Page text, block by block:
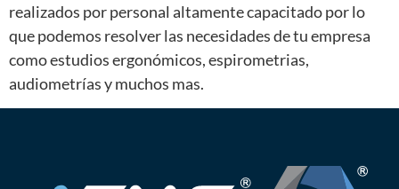
realizados por personal altamente capacitado por lo
que podemos resolver las necesidades de tu empresa
como estudios ergonómicos, espirometrias,
audiometrías y muchos mas.